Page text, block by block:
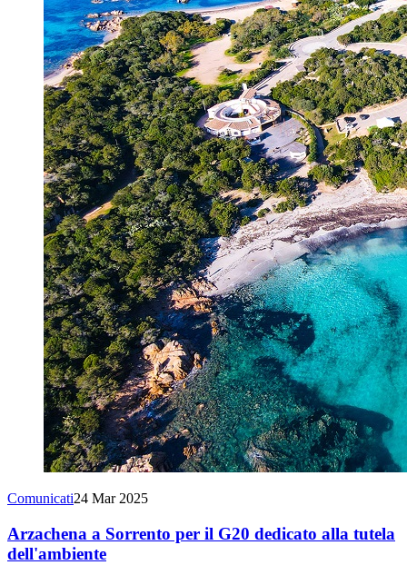
Comunicati24 Mar 2025
Arzachena a Sorrento per il G20 dedicato alla tutela
dell'ambiente